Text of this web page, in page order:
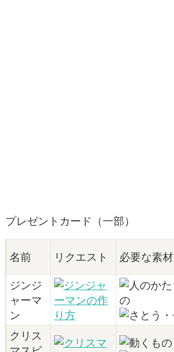
プレゼントカード（一部）
名前 リクエスト 必要な素材
ジンジ
ャーマ
ン
クリス